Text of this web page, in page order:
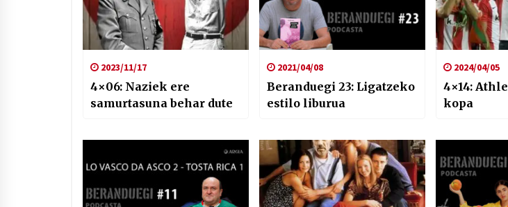
2023/11/17
4×06: Naziek ere
samurtasuna behar dute
2021/04/08
Beranduegi 23: Ligatzeko
estilo liburua
2024/04/05
4×14:
kopa